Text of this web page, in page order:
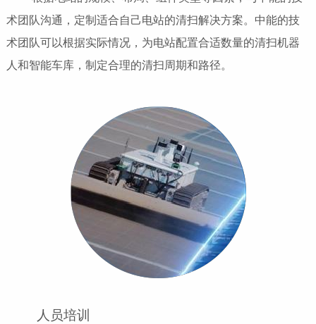
术团队沟通，定制适合自己电站的清扫解决方案。中能的技
术团队可以根据实际情况，为电站配置合适数量的清扫机器
人和智能车库，制定合理的清扫周期和路径。
人员培训